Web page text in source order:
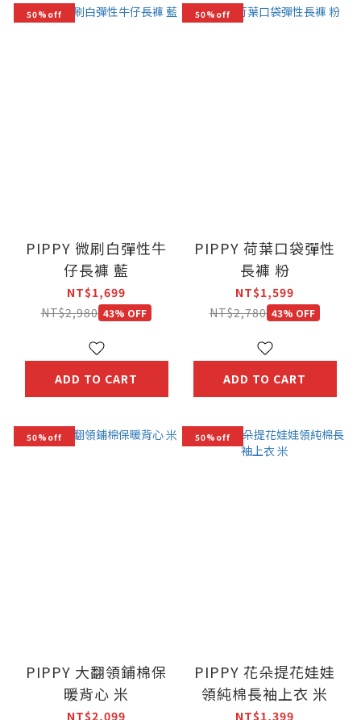
50%off
PIPPY 微刷白彈性牛
仔長褲 藍
NT$1,699
NT$2,980 43% OFF
ADD TO CART
50%off
PIPPY 荷葉口袋彈性
長褲 粉
NT$1,599
NT$2,780 43% OFF
ADD TO CART
50%off
PIPPY 大翻領鋪棉保
暖背心 米
NT$2,099
50%off
PIPPY 花朵提花娃娃
領純棉長袖上衣 米
NT$1,399